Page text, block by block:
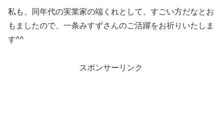
私も、同年代の実業家の端くれとして、すごい方だなとお
もましたので、一条みすずさんのご活躍をお祈りいたしま
す^^
スポンサーリンク